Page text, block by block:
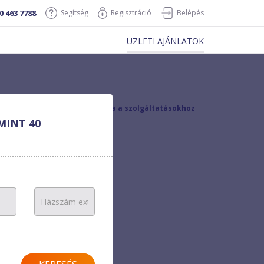
463 7788 Segítség Regisztráció Belépés
ÜZLETI AJÁNLATOK
vissza a szolgáltatásokhoz
40